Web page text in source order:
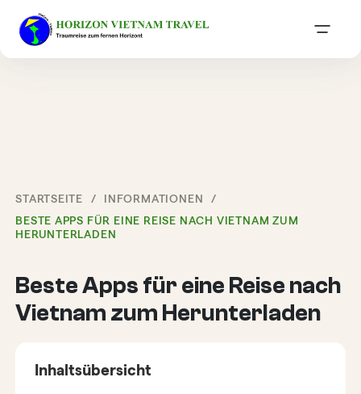
STARTSEITE
INFORMATIONEN
BESTE APPS FÜR EINE REISE NACH VIETNAM ZUM
HERUNTERLADEN
Beste Apps für eine Reise nach
Vietnam zum Herunterladen
Inhaltsübersicht